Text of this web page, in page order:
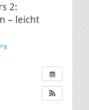
2:
– leicht